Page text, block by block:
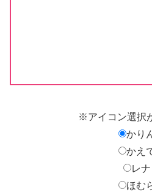
※アイコン選択
かり
かえ
レナ
ほむ